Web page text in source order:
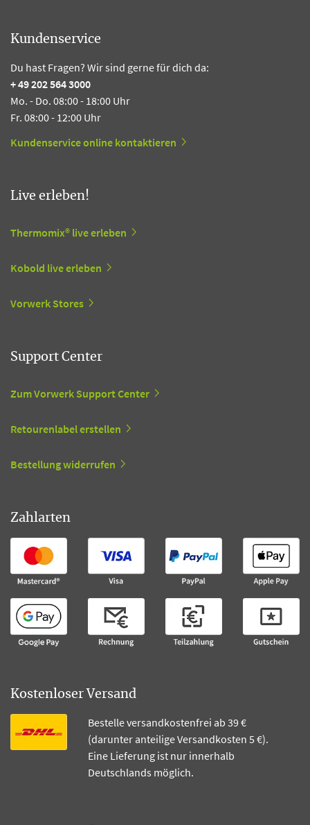
Kundenservice
Du hast Fragen? Wir sind gerne für dich da:
+ 49 202 564 3000
Mo. - Do. 08:00 - 18:00 Uhr
Fr. 08:00 - 12:00 Uhr
Kundenservice online kontaktieren
Live erleben!
Thermomix® live erleben
Kobold live erleben
Vorwerk Stores
Support Center
Zum Vorwerk Support Center
Retourenlabel erstellen
Bestellung widerrufen
Zahlarten
Kostenloser Versand
Bestelle versandkostenfrei ab 39 €
(darunter anteilige Versandkosten 5 €).
Eine Lieferung ist nur innerhalb
Deutschlands möglich.